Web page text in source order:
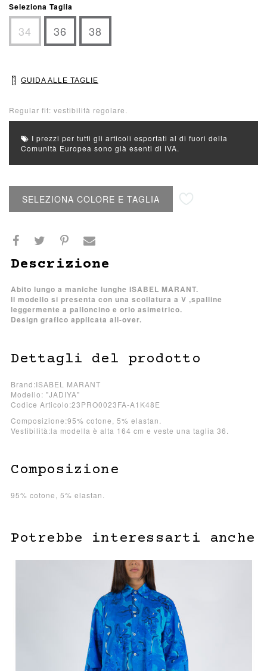
Seleziona Taglia
34 36 38
GUIDA ALLE TAGLIE
Regular fit: vestibilità regolare.
I prezzi per tutti gli articoli esportati al di fuori della
Comunità Europea sono già esenti di IVA.
SELEZIONA COLORE E TAGLIA
Descrizione
Abito lungo a maniche lunghe ISABEL MARANT.
Il modello si presenta con una scollatura a V ,spalline
leggermente a palloncino e orlo asimetrico.
Design grafico applicata all-over.
Dettagli del prodotto
Brand:ISABEL MARANT
Modello: "JADIYA"
Codice Articolo:23PRO0023FA-A1K48E
Composizione:95% cotone, 5% elastan.
Vestibilità:la modella è alta 164 cm e veste una taglia 36.
Composizione
95% cotone, 5% elastan.
Potrebbe interessarti anche